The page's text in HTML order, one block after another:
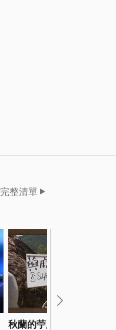
完整清單
秋蘭的苧麻情 | 行走TIT